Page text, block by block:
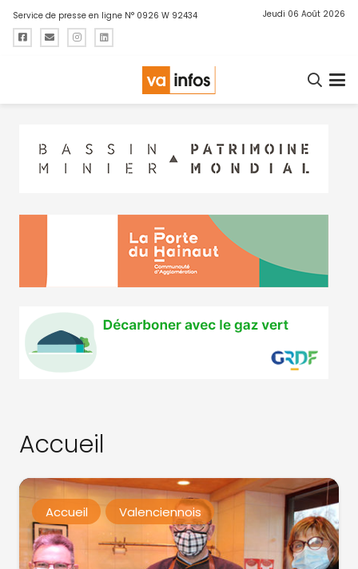
Service de presse en ligne N° 0926 W 92434 Jeudi 06 Août 2026
Accueil
Accueil Valenciennois